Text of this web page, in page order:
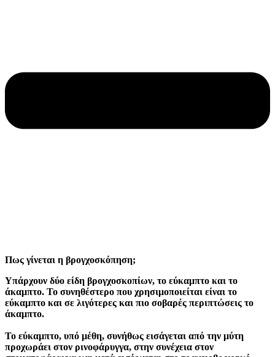
Πως γίνεται η βρογχοσκόπηση;
Υπάρχουν δύο είδη βρογχοσκοπίων, το εύκαμπτο και το
άκαμπτο. Το συνηθέστερο που χρησιμοποιείται είναι το
εύκαμπτο και σε λιγότερες και πιο σοβαρές περιπτώσεις το
άκαμπτο.
Το εύκαμπτο, υπό μέθη, συνήθως εισάγεται από την μύτη
προχωράει στον ρινοφάρυγγα, στην συνέχεια στον